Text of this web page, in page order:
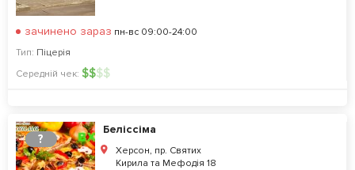
зачинено зараз пн-вс 09:00-24:00
Тип: Піцерія
Середній чек: $$$$
?
Беліссіма
Херсон, пр. Святих
Кирила та Мефодія 18